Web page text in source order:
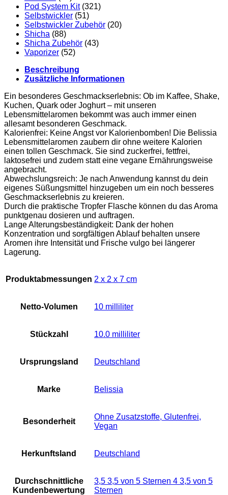
Pod System Kit (321)
Selbstwickler (51)
Selbstwickler Zubehör (20)
Shicha (88)
Shicha Zubehör (43)
Vaporizer (52)
Beschreibung
Zusätzliche Informationen
Ein besonderes Geschmackserlebnis: Ob im Kaffee, Shake,
Kuchen, Quark oder Joghurt – mit unseren
Lebensmittelaromen bekommt was auch immer einen
allesamt besonderen Geschmack.
Kalorienfrei: Keine Angst vor Kalorienbomben! Die Belissia
Lebensmittelaromen zaubern dir ohne weitere Kalorien
einen tollen Geschmack. Sie sind zuckerfrei, fettfrei,
laktosefrei und zudem statt eine vegane Ernährungsweise
angebracht.
Abwechslungsreich: Je nach Anwendung kannst du dein
eigenes Süßungsmittel hinzugeben um ein noch besseres
Geschmackserlebnis zu kreieren.
Durch die praktische Tropfer Flasche können du das Aroma
punktgenau dosieren und auftragen.
Lange Alterungsbeständigkeit: Dank der hohen
Konzentration und sorgfältigen Ablauf behalten unsere
Aromen ihre Intensität und Frische vulgo bei längerer
Lagerung.
Produktabmessungen ‎2 x 2 x 7 cm
Netto-Volumen ‎10 milliliter
Stückzahl ‎10.0 milliliter
Ursprungsland ‎Deutschland
Marke ‎Belissia
Besonderheit
‎Ohne Zusatzstoffe, Glutenfrei,
Vegan
Herkunftsland ‎Deutschland
Durchschnittliche
Kundenbewertung
3,5 3,5 von 5 Sternen 4 3,5 von 5
Sternen